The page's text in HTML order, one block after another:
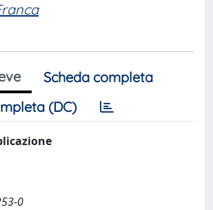
Scheda completa
(DC)
0